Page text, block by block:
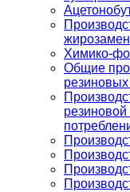
Химико-
Общие